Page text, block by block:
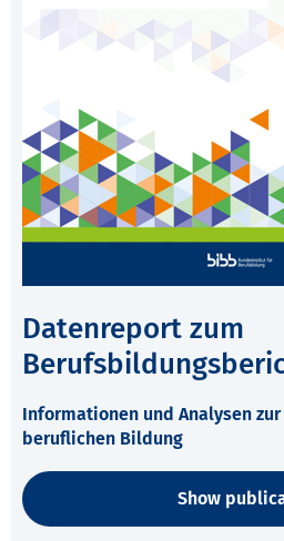
Datenreport zum
Informationen und Analysen
beruflichen Bildung
Show